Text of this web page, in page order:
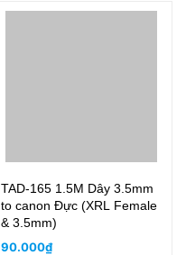
TAD-165 1.5M Dây 3.5mm
to canon Đực (XRL Female
& 3.5mm)
90.000₫